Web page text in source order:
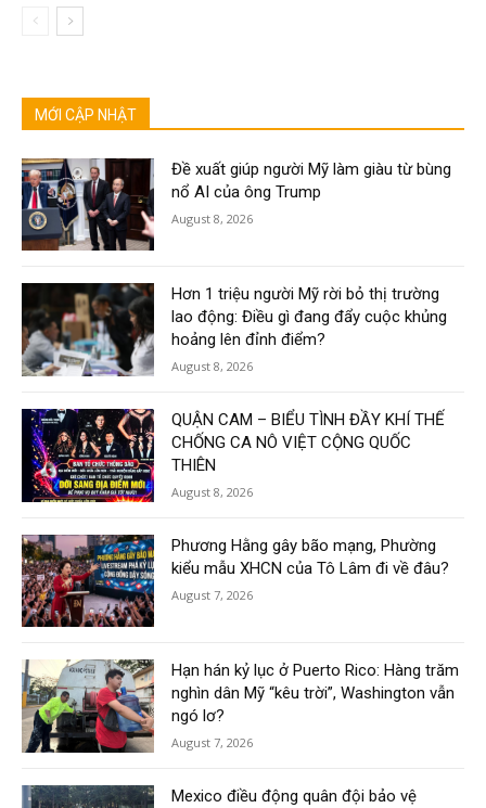
MỚI CẬP NHẬT
Đề xuất giúp người Mỹ làm giàu từ bùng
nổ AI của ông Trump
August 8, 2026
Hơn 1 triệu người Mỹ rời bỏ thị trường
lao động: Điều gì đang đẩy cuộc khủng
hoảng lên đỉnh điểm?
August 8, 2026
QUẬN CAM – BIỂU TÌNH ĐẦY KHÍ THẾ
CHỐNG CA NÔ VIỆT CỘNG QUỐC
THIÊN
August 8, 2026
Phương Hằng gây bão mạng, Phường
kiểu mẫu XHCN của Tô Lâm đi về đâu?
August 7, 2026
Hạn hán kỷ lục ở Puerto Rico: Hàng trăm
nghìn dân Mỹ “kêu trời”, Washington vẫn
ngó lơ?
August 7, 2026
Mexico điều động quân đội bảo vệ